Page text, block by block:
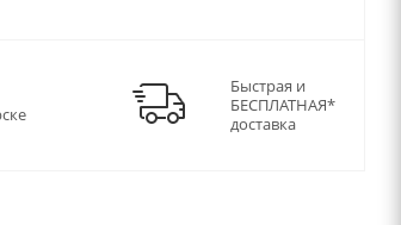
Быстрая и
БЕСПЛАТНАЯ*
доставка